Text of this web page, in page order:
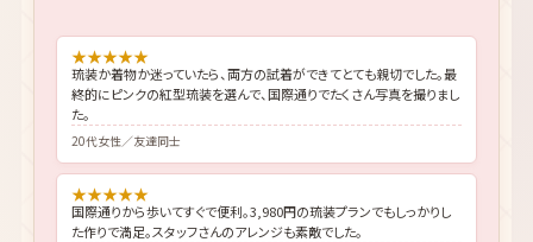
★★★★★
琉装か着物か迷っていたら、両方の試着ができてとても親切でした。最
終的にピンクの紅型琉装を選んで、国際通りでたくさん写真を撮りまし
た。
20代女性／友達同士
★★★★★
国際通りから歩いてすぐで便利。3,980円の琉装プランでもしっかりし
た作りで満足。スタッフさんのアレンジも素敵でした。